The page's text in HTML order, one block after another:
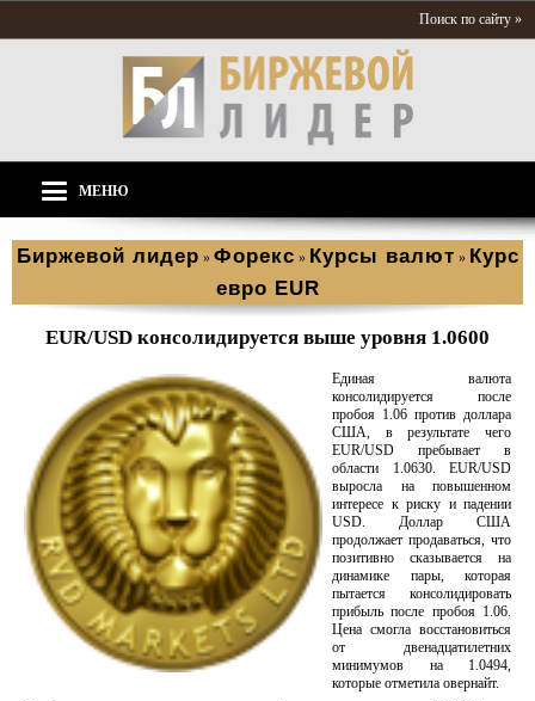
Поиск по сайту »
МЕНЮ
Биржевой лидер » Форекс » Курсы валют » Курс
евро EUR
EUR/USD консолидируется выше уровня 1.0600
Единая валюта
консолидируется после
пробоя 1.06 против доллара
США, в результате чего
EUR/USD пребывает в
области 1.0630. EUR/USD
выросла на повышенном
интересе к риску и падении
USD. Доллар США
продолжает продаваться, что
позитивно сказывается на
динамике пары, которая
пытается консолидировать
прибыль после пробоя 1.06.
Цена смогла восстановиться
от двенадцатилетних
минимумов на 1.0494,
которые отметила овернайт.